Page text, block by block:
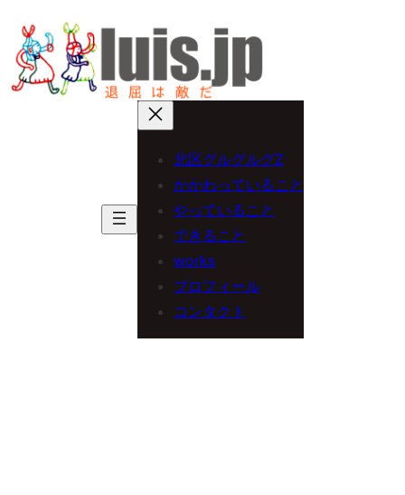
内
容
を
北区グルグルグZ
かかわっていること
やっていること
できること
works
プロフィール
コンタクト